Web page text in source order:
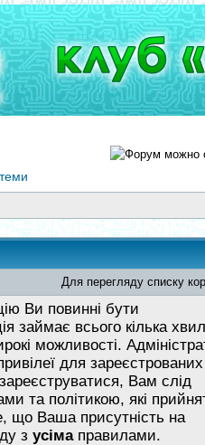
Для перегляду списку
Ви повинні бути
займає всього кілька
можливості.
для зареєстрованих
Вам слід
та політикою, які
що Ваша присутність на
з усімаправилами.